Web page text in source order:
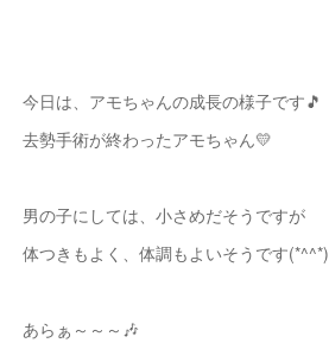
今日は、アモちゃんの成長の様子です🎵
去勢手術が終わったアモちゃん💛
男の子にしては、小さめだそうですが
体つきもよく、体調もよいそうです(*^^*)
あらぁ～～～🎶